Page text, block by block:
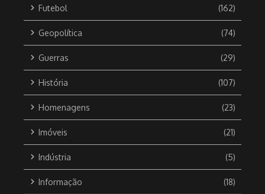
Futebol (162)
Geopolítica (74)
Guerras (29)
História (107)
Homenagens (23)
Imóveis (21)
Indústria (5)
Informação (18)